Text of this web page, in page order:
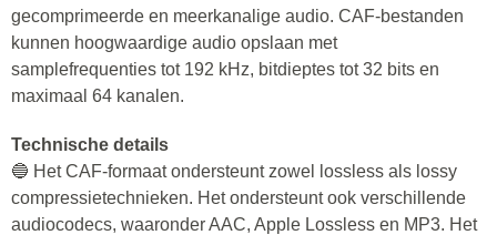
gecomprimeerde en meerkanalige audio. CAF-bestanden
kunnen hoogwaardige audio opslaan met
samplefrequenties tot 192 kHz, bitdieptes tot 32 bits en
maximaal 64 kanalen.
Technische details
🔵 Het CAF-formaat ondersteunt zowel lossless als lossy
compressietechnieken. Het ondersteunt ook verschillende
audiocodecs, waaronder AAC, Apple Lossless en MP3. Het